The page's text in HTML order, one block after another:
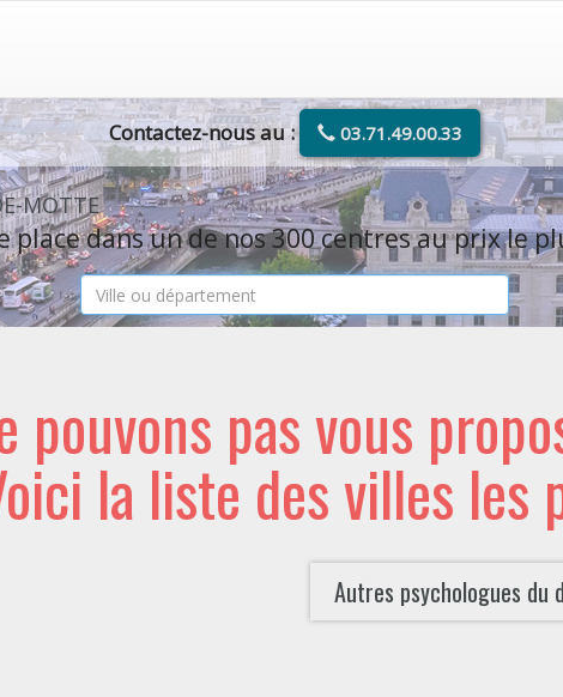
Contactez-nous au : 03.71.49.00.33
MOTTE
dans un de nos 300 centres au prix le
pouvons pas vous
la liste des villes les
Autres psychologues du